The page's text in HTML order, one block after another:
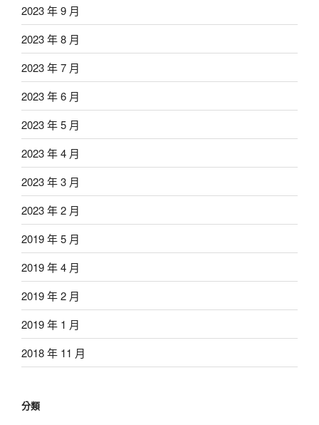
2023 年 9 月
2023 年 8 月
2023 年 7 月
2023 年 6 月
2023 年 5 月
2023 年 4 月
2023 年 3 月
2023 年 2 月
2019 年 5 月
2019 年 4 月
2019 年 2 月
2019 年 1 月
2018 年 11 月
分類